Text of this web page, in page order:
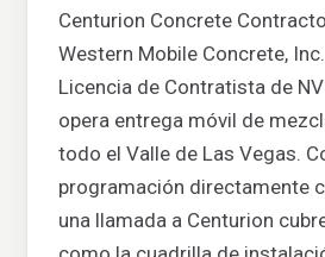
Centurion Concrete
Western Mobile Concrete,
Licencia de Contratista de
opera entrega móvil de
todo el Valle de Las Vegas.
programación directamente
una llamada a Centurion